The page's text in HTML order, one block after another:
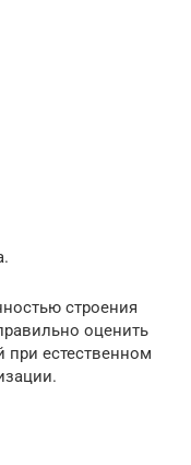
строения
оценить
при естественном